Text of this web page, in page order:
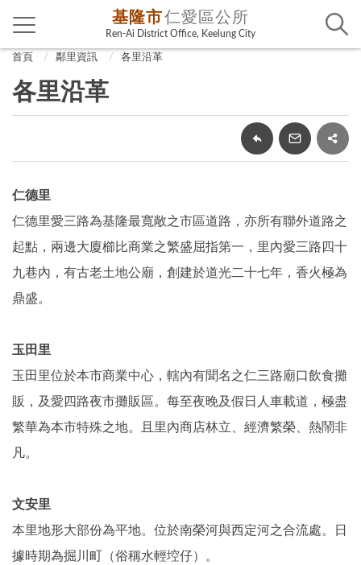
基隆市仁愛區公所
Ren-Ai District Office, Keelung City
首頁 鄰里資訊 各里沿革
各里沿革
仁德里
仁德里愛三路為基隆最寬敞之市區道路，亦所有聯外道路之
起點，兩邊大廈櫛比商業之繁盛屈指第一，里內愛三路四十
九巷內，有古老土地公廟，創建於道光二十七年，香火極為
鼎盛。
玉田里
玉田里位於本市商業中心，轄內有聞名之仁三路廟口飲食攤
販，及愛四路夜市攤販區。每至夜晚及假日人車載道，極盡
繁華為本市特殊之地。且里內商店林立、經濟繁榮、熱鬧非
凡。
文安里
本里地形大部份為平地。位於南榮河與西定河之合流處。日
據時期為掘川町（俗稱水輕埪仔）。